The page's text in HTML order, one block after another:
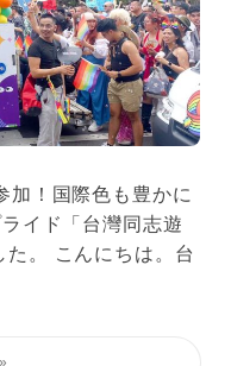
加！国際色も豊かに
イド「台灣同志遊
。 こんにちは。台